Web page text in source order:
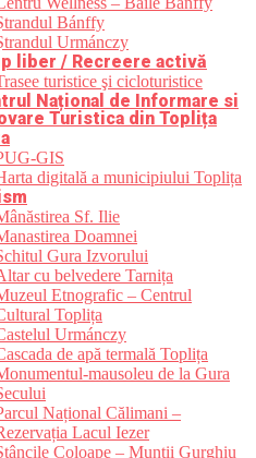
Bánffy
Urmánczy
liber / Recreere activă
turistice şi cicloturistice
Național de Informare si
Turistica din Toplița
GIS
digitală a municipiului Toplița
Sf. Ilie
Doamnei
Gura Izvorului
cu belvedere Tarnița
Etnografic – Centrul
Toplița
Urmánczy
de apă termală Toplița
mausoleu de la Gura
Național Călimani –
Lacul Iezer
Coloape – Munții Gurghiu